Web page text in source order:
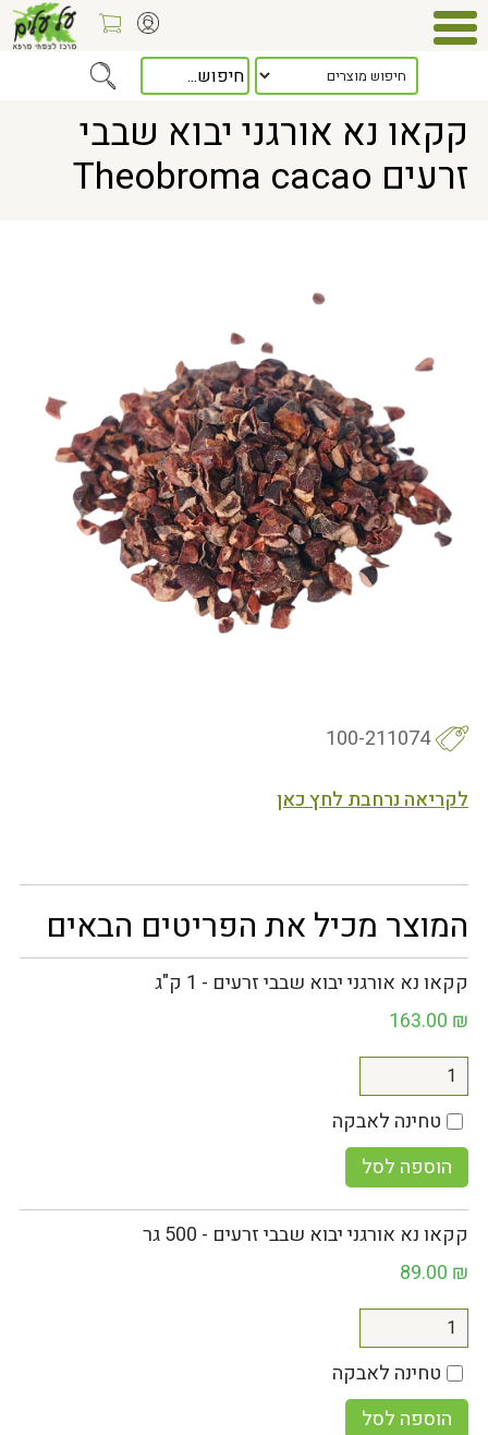
> קקאו נא אורגני יבוא שבבי זרעים Theobroma cacao
קקאו נא אורגני יבוא שבבי
זרעים Theobroma cacao
100-211074
לקריאה נרחבת לחץ כאן
המוצר מכיל את הפריטים הבאים
קקאו נא אורגני יבוא שבבי זרעים - 1 ק"ג
163.00 ₪
טחינה לאבקה
הוספה לסל
קקאו נא אורגני יבוא שבבי זרעים - 500 גר
89.00 ₪
טחינה לאבקה
הוספה לסל